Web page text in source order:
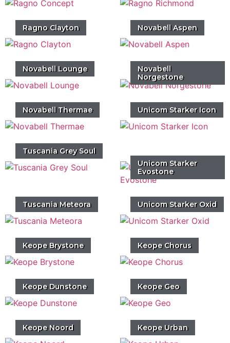
Ragno Clayton Novabell Aspen
Novabell Lounge
Novabell
Norgestone
Novabell Thermae Unicom Starker Icon
Tuscania Grey Soul
Unicom Starker
Evostone
Tuscania Meteora Unicom Starker Oxid
Keope Brystone Keope Chorus
Keope Dunstone Keope Geo
Keope Noord Keope Urban